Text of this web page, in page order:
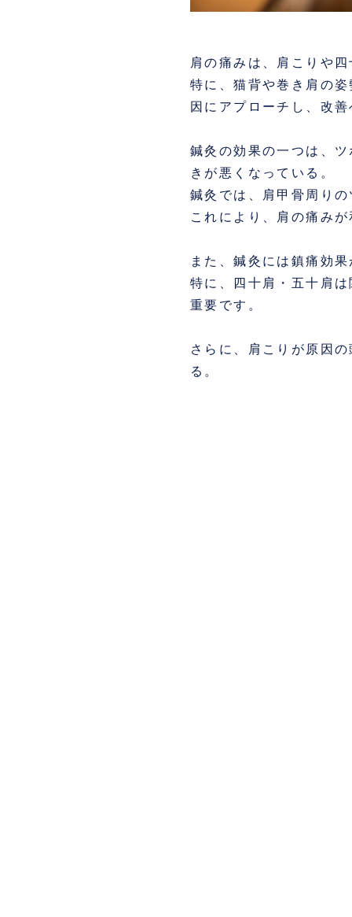
肩の痛みは、肩こりや
特に、猫背や巻き肩の
因にアプローチし、改
鍼灸の効果の一つは、
きが悪くなっている。
鍼灸では、肩甲骨周り
これにより、肩の痛み
また、鍼灸には鎮痛効
特に、四十肩・五十肩
重要です。
さらに、肩こりが原因
る。